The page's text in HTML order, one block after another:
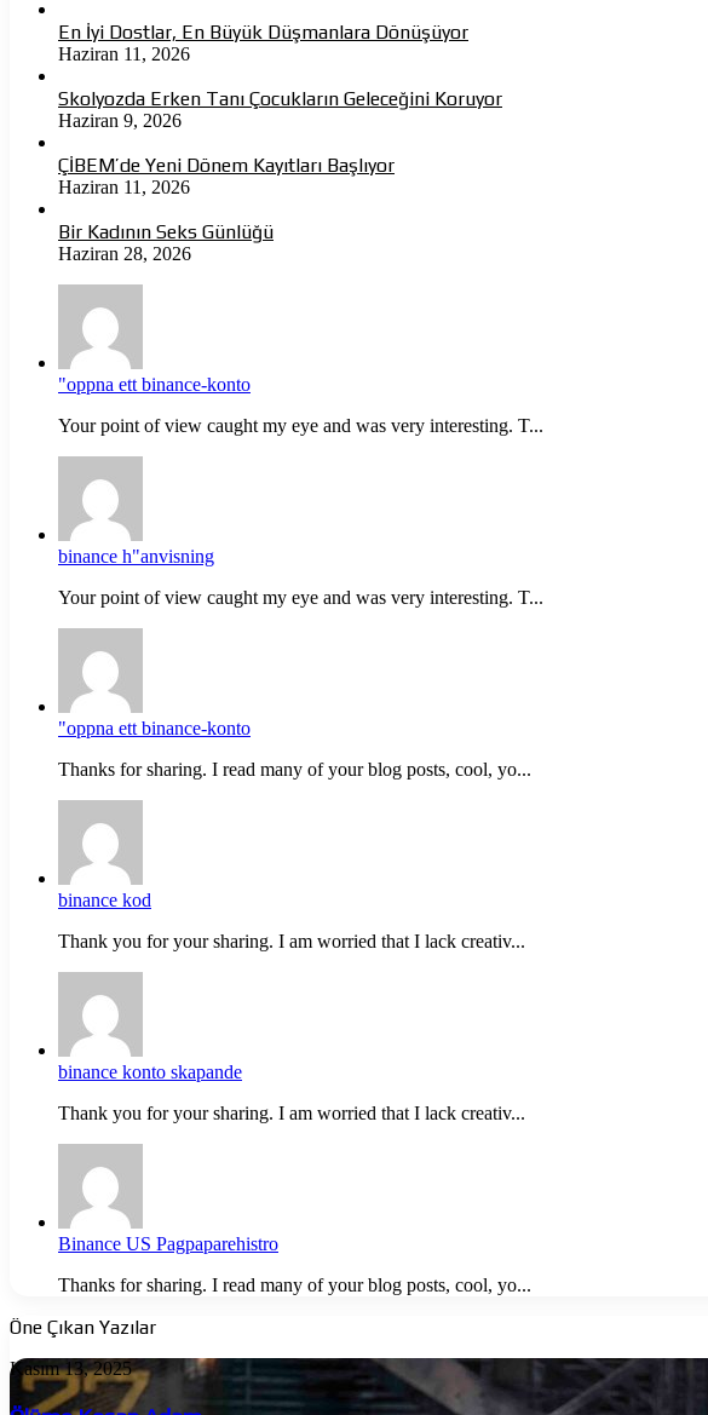
En İyi Dostlar, En Büyük Düşmanlara Dönüşüyor
Haziran 11, 2026
Skolyozda Erken Tanı Çocukların Geleceğini Koruyor
Haziran 9, 2026
ÇİBEM’de Yeni Dönem Kayıtları Başlıyor
Haziran 11, 2026
Bir Kadının Seks Günlüğü
Haziran 28, 2026
"oppna ett binance-konto
Your point of view caught my eye and was very interesting. T...
binance h"anvisning
Your point of view caught my eye and was very interesting. T...
"oppna ett binance-konto
Thanks for sharing. I read many of your blog posts, cool, yo...
binance kod
Thank you for your sharing. I am worried that I lack creativ...
binance konto skapande
Thank you for your sharing. I am worried that I lack creativ...
Binance US Pagpaparehistro
Thanks for sharing. I read many of your blog posts, cool, yo...
Öne Çıkan Yazılar
Ölüme
Koşan
Kasım 13, 2025